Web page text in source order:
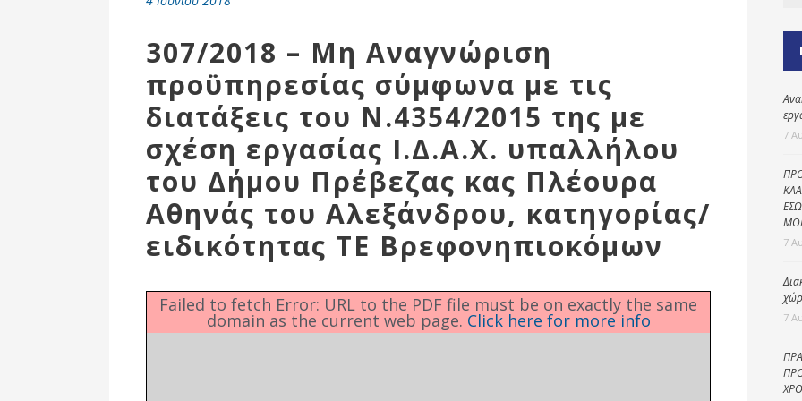
Ενότητες
προστασία
Αθλητικές
Υποδομές
307/2018 – Μη Αναγνώριση
προϋπηρεσίας σύμφωνα με τις
διατάξεις του Ν.4354/2015 της με
σχέση εργασίας Ι.Δ.Α.Χ. υπαλλήλου
του Δήμου Πρέβεζας κας Πλέουρα
Αθηνάς του Αλεξάνδρου, κατηγορίας/
ειδικότητας ΤΕ Βρεφονηπιοκόμων
Failed to fetch Error: URL to the PDF file must be on exactly the same
domain as the current web page. Click here for more info
7
7
7